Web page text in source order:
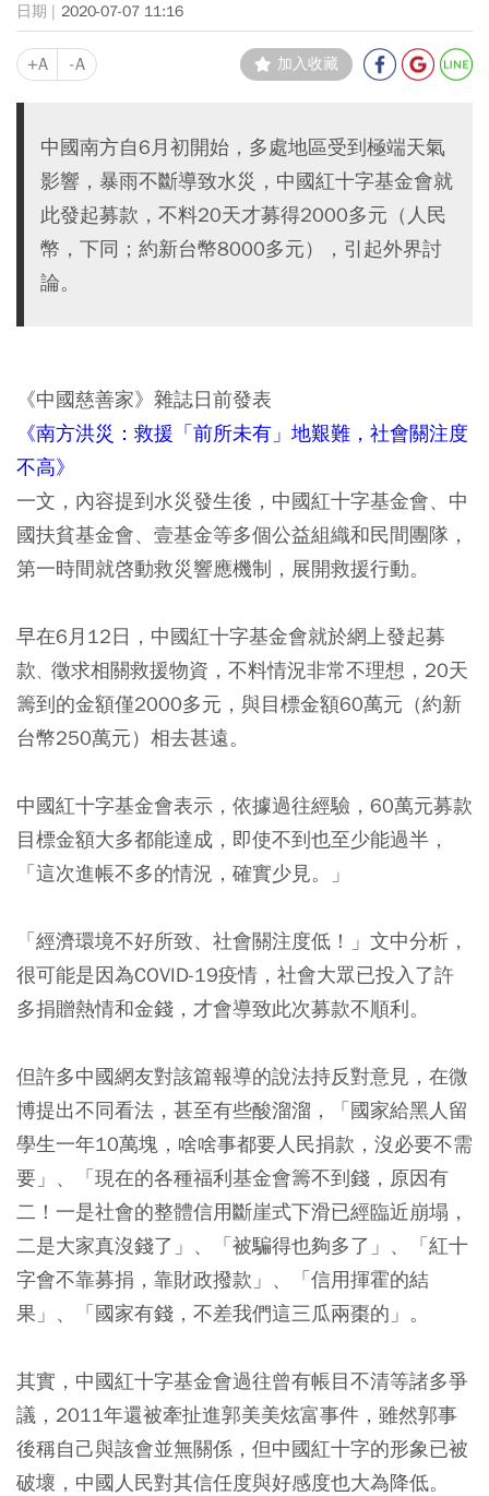
2020-07-07 11:16
+A -A 加入收藏
中國南方自6月初開始，多處地區受到極端天氣
影響，暴雨不斷導致水災，中國紅十字基金會就
此發起募款，不料20天才募得2000多元（人民
幣，下同；約新台幣8000多元），引起外界討
論。
《中國慈善家》雜誌日前發表
《南方洪災：救援「前所未有」地艱難，社會關注度
不高》
一文，內容提到水災發生後，中國紅十字基金會、中
國扶貧基金會、壹基金等多個公益組織和民間團隊，
第一時間就啓動救災響應機制，展開救援行動。
早在6月12日，中國紅十字基金會就於網上發起募
款
徵求相關救援物資，不料情況非常不理想，20天
籌到的金額僅2000多元，與目標金額60萬元（約新
台幣250萬元）相去甚遠。
中國紅十字基金會表示，依據過往經驗，60萬元募款
目標金額大多都能達成，即使不到也至少能過半，
「這次進帳不多的情況，確實少見。」
「經濟環境不好所致、社會關注度低！」文中分析，
很可能是因為COVID-19疫情，社會大眾已投入了許
多捐贈熱情和金錢，才會導致此次募款不順利。
但許多中國網友對該篇報導的說法持反對意見，在微
博提出不同看法，甚至有些酸溜溜，「國家給黑人留
學生一年10萬塊，啥啥事都要人民捐款，沒必要不需
要」、「現在的各種福利基金會籌不到錢，原因有
二！一是社會的整體信用斷崖式下滑已經臨近崩塌，
二是大家真沒錢了」、「被騙得也夠多了」、「紅十
字會不靠募捐，靠財政撥款」、「信用揮霍的結
果」、「國家有錢，不差我們這三瓜兩棗的」。
其實，中國紅十字基金會過往曾有帳目不清等諸多爭
議，2011年還被牽扯進郭美美炫富事件，雖然郭事
後稱自己與該會並無關係，但中國紅十字的形象已被
破壞，中國人民對其信任度與好感度也大為降低。